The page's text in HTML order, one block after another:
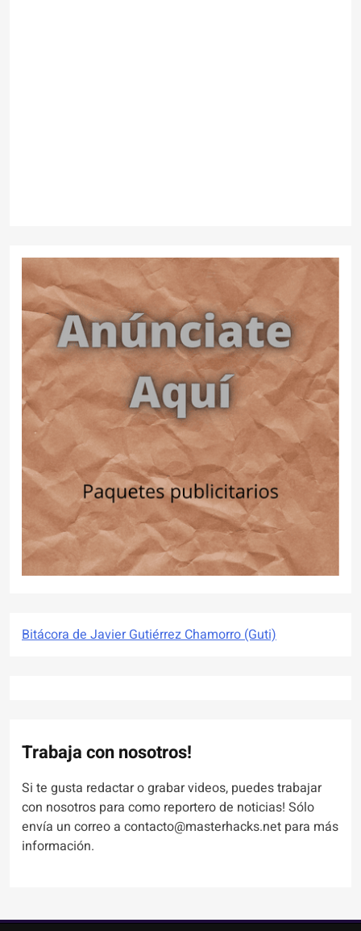
Bitácora de Javier Gutiérrez Chamorro (Guti)
Trabaja con nosotros!
Si te gusta redactar o grabar videos, puedes trabajar
con nosotros para como reportero de noticias! Sólo
envía un correo a contacto@masterhacks.net para más
información.